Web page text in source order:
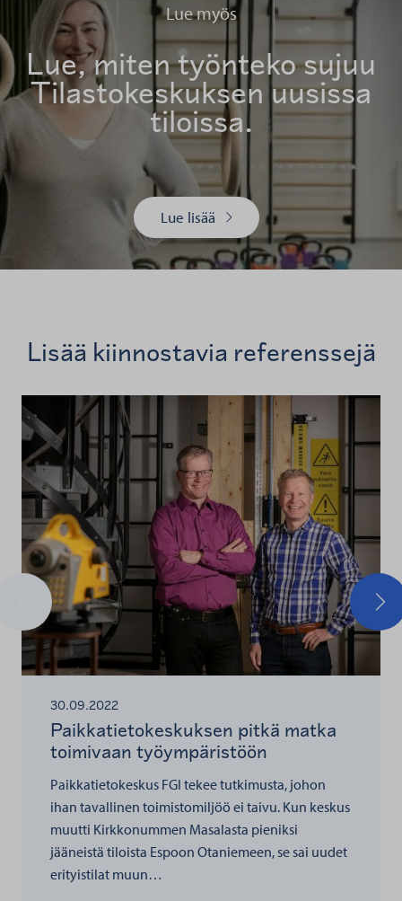
Lue myös
Lue, miten työnteko sujuu
Tilastokeskuksen uusissa
tiloissa.
Lue lisää
Lisää kiinnostavia referenssejä
Edellinen
30.09.2022
Paikkatietokeskuksen pitkä matka
toimivaan työympäristöön
Paikkatietokeskus FGI tekee tutkimusta, johon
ihan tavallinen toimistomiljöö ei taivu. Kun keskus
muutti Kirkkonummen Masalasta pieniksi
jääneistä tiloista Espoon Otaniemeen, se sai uudet
erityistilat muun…